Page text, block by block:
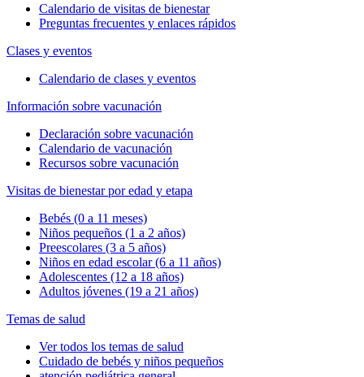
Calendario de visitas de bienestar
Preguntas frecuentes y enlaces rápidos
Clases y eventos
Calendario de clases y eventos
Información sobre vacunación
Declaración sobre vacunación
Calendario de vacunación
Recursos sobre vacunación
Visitas de bienestar por edad y etapa
Bebés (0 a 11 meses)
Niños pequeños (1 a 2 años)
Preescolares (3 a 5 años)
Niños en edad escolar (6 a 11 años)
Adolescentes (12 a 18 años)
Adultos jóvenes (19 a 21 años)
Temas de salud
Ver todos los temas de salud
Cuidado de bebés y niños pequeños